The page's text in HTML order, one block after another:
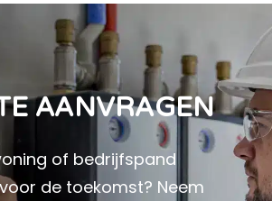
AANVRAGEN
of bedrijfspand
de toekomst? Neem